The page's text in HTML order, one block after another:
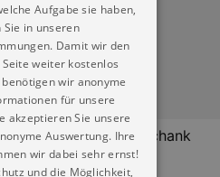
bis 20:00, Weinausschank
Aufgabe sie haben,
in unseren
Damit wir den
weiter kostenlos
wir anonyme
für unsere
akzeptieren Sie unsere
Auswertung. Ihre
wir dabei sehr ernst!
und die Möglichkeit,